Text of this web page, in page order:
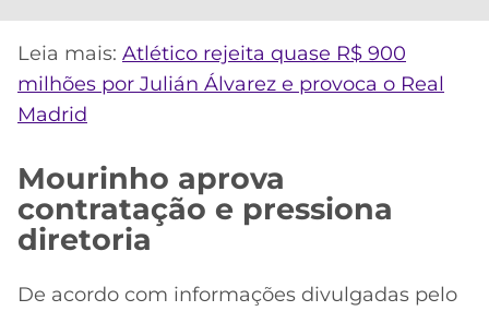
Leia mais: Atlético rejeita quase R$ 900
milhões por Julián Álvarez e provoca o Real
Madrid
Mourinho aprova
contratação e pressiona
diretoria
De acordo com informações divulgadas pelo